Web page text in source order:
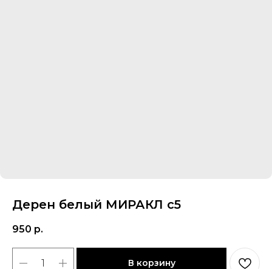
Дерен белый МИРАКЛ с5
950 р.
В корзину